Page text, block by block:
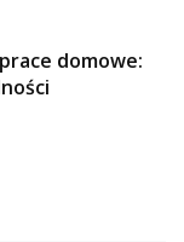
domowe: